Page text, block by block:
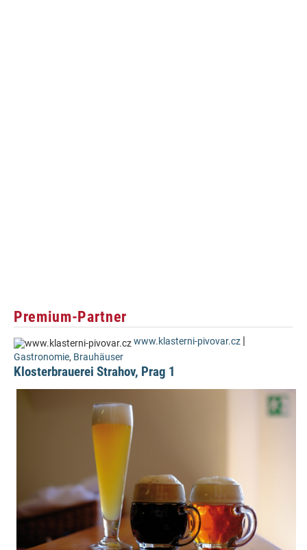
Premium-Partner
www.klasterni-pivovar.cz |
Gastronomie, Brauhäuser
Klosterbrauerei Strahov, Prag 1